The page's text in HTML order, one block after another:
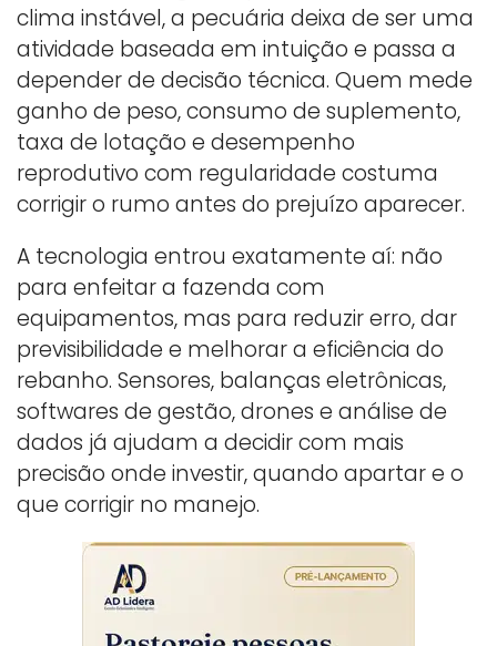
clima instável, a pecuária deixa de ser uma
atividade baseada em intuição e passa a
depender de decisão técnica. Quem mede
ganho de peso, consumo de suplemento,
taxa de lotação e desempenho
reprodutivo com regularidade costuma
corrigir o rumo antes do prejuízo aparecer.
A tecnologia entrou exatamente aí: não
para enfeitar a fazenda com
equipamentos, mas para reduzir erro, dar
previsibilidade e melhorar a eficiência do
rebanho. Sensores, balanças eletrônicas,
softwares de gestão, drones e análise de
dados já ajudam a decidir com mais
precisão onde investir, quando apartar e o
que corrigir no manejo.